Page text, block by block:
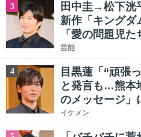
3
田中圭→松下洸
新作「キングダ
「愛の問題児た
芸能
4
目黒蓮「“頑張
と発言も…熊本
のメッセージ」
イケメン